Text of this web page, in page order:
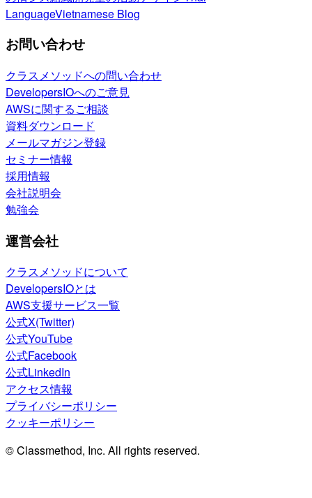
LanguageVietnamese Blog
お問い合わせ
クラスメソッドへの問い合わせ
DevelopersIOへのご意見
AWSに関するご相談
資料ダウンロード
メールマガジン登録
セミナー情報
採用情報
会社説明会
勉強会
運営会社
クラスメソッドについて
DevelopersIOとは
AWS支援サービス一覧
公式X(Twitter)
公式YouTube
公式Facebook
公式LinkedIn
アクセス情報
プライバシーポリシー
クッキーポリシー
© Classmethod, Inc. All rights reserved.